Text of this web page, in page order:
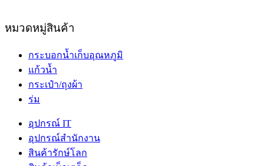
หมวดหมู่สินค้า
กระบอกน้ำเก็บอุณหภูมิ
แก้วน้ำ
กระเป๋า/ถุงผ้า
ร่ม
อุปกรณ์ IT
อุปกรณ์สำนักงาน
สินค้ารักษ์โลก